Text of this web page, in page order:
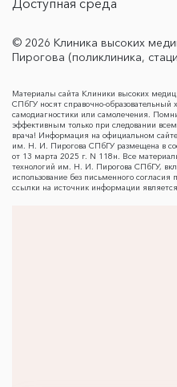
Доступная среда
© 2026 Клиника высоких
Пирогова (поликлиника,
Материалы сайта Клиники высоких
СПбГУ носят справочно-образовательный
самодиагностики или самолечения.
эффективным только при следовании
врача! Информация на официальном
им. Н. И. Пирогова СПбГУ размещена в
от 13 марта 2025 г. N 118н. Все
технологий им. Н. И. Пирогова СПбГУ,
использование без письменного
ссылки на источник информации